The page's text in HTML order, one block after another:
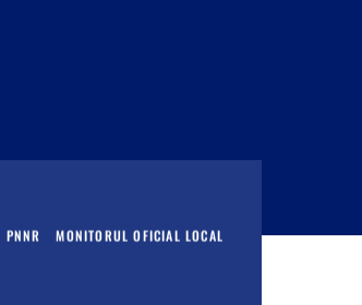
PNNR MONITORUL OFICIAL LOCAL